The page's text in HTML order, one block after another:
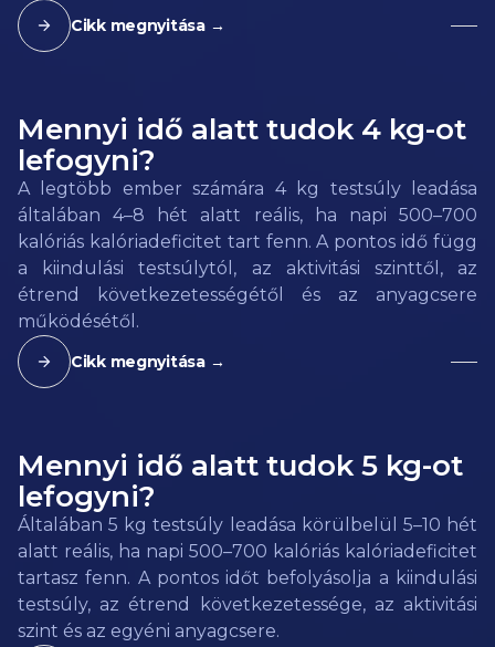
Cikk megnyitása →
Mennyi idő alatt tudok 4 kg-ot
lefogyni?
A legtöbb ember számára 4 kg testsúly leadása
általában 4–8 hét alatt reális, ha napi 500–700
kalóriás kalóriadeficitet tart fenn. A pontos idő függ
a kiindulási testsúlytól, az aktivitási szinttől, az
étrend következetességétől és az anyagcsere
működésétől.
Cikk megnyitása →
Mennyi idő alatt tudok 5 kg-ot
lefogyni?
Általában 5 kg testsúly leadása körülbelül 5–10 hét
alatt reális, ha napi 500–700 kalóriás kalóriadeficitet
tartasz fenn. A pontos időt befolyásolja a kiindulási
testsúly, az étrend következetessége, az aktivitási
szint és az egyéni anyagcsere.